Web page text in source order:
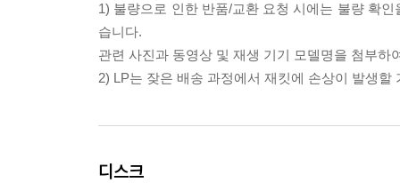
1) 불량으로 인한 반품/교환 요청 시에는 불량 확
습니다.
관련 사진과 동영상 및 재생 기기 모델명을 첨부하
2) LP는 잦은 배송 과정에서 재킷에 손상이 발생
디스크